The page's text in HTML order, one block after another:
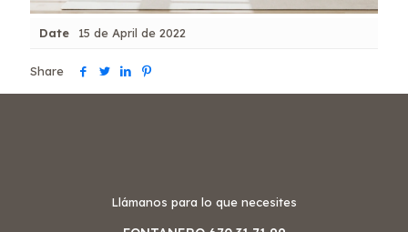
Date 15 de April de 2022
Share
Llámanos para lo que necesites